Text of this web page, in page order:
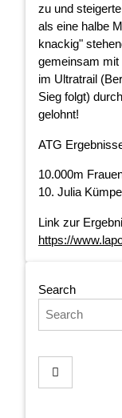
zu und
als eine halbe
knackig"
gemeinsam
im Ultratrail
Sieg folgt)
gelohnt!
ATG
10.000m
10. Julia
Link zur
https://
Search